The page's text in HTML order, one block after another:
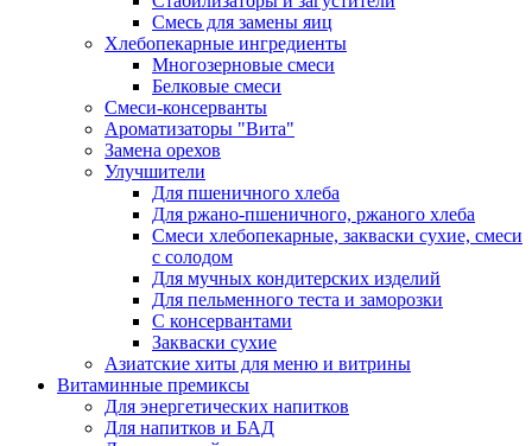
Смесь для замены яиц
Хлебопекарные ингредиенты
Многозерновые смеси
Белковые смеси
Смеси-консерванты
Ароматизаторы "Вита"
Замена орехов
Улучшители
Для пшеничного хлеба
Для ржано-пшеничного, ржаного хлеба
Смеси хлебопекарные, закваски сухие, смеси
с солодом
Для мучных кондитерских изделий
Для пельменного теста и заморозки
С консервантами
Закваски сухие
Азиатские хиты для меню и витрины
Витаминные премиксы
Для энергетических напитков
Для напитков и БАД